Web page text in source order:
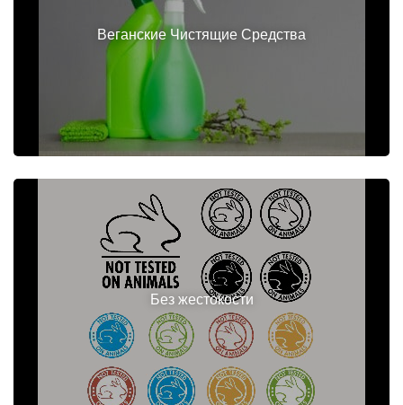
Веганские Чистящие Средства
Без жестокости